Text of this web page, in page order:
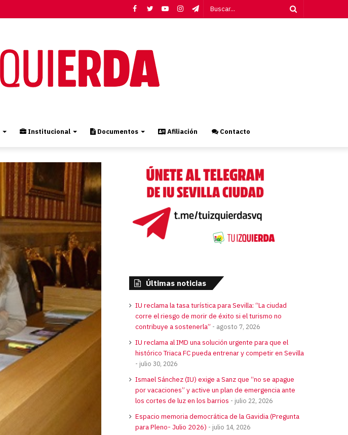
Telegram
Instagram
YouTube
Twitter
Facebook
Institucional Documentos Afiliación Contacto
Últimas noticias
IU reclama la tasa turística para Sevilla: “La ciudad
corre el riesgo de morir de éxito si el turismo no
contribuye a sostenerla”
agosto 7, 2026
IU reclama al IMD una solución urgente para que el
histórico Triaca FC pueda entrenar y competir en Sevilla
julio 30, 2026
Ismael Sánchez (IU) exige a Sanz que “no se apague
por vacaciones” y active un plan de emergencia ante
los cortes de luz en los barrios
julio 22, 2026
Espacio memoria democrática de la Gavidia (Pregunta
para Pleno- Julio 2026)
julio 14, 2026